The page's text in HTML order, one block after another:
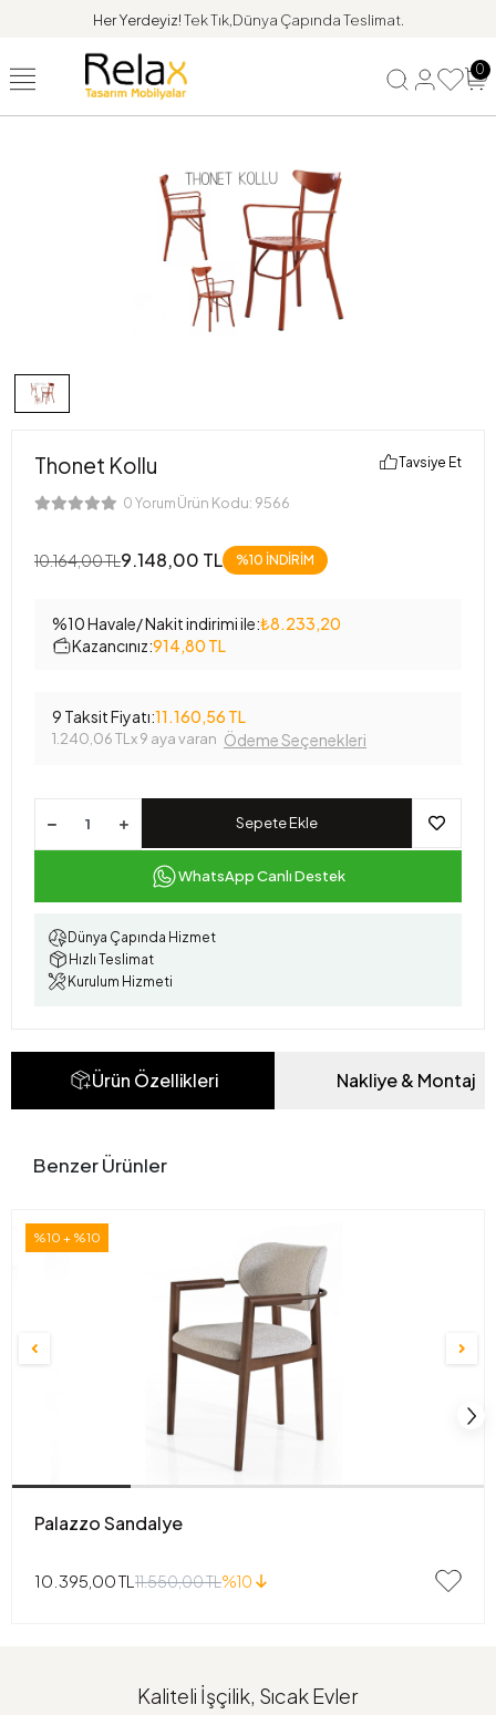
Her Yerdeyiz!Tek Tık,Dünya Çapında Teslimat.
0
Thonet Kollu
0 Yorum Ürün Kodu: 9566
Tavsiye Et
10.164,00 TL9.148,00 TL %10 İNDİRİM
%10 Havale/ Nakit indirimi ile:₺8.233,20
Kazancınız:914,80 TL
9 Taksit Fiyatı:11.160,56 TL
1.240,06 TL x 9 aya varan Ödeme Seçenekleri
Sepete Ekle
WhatsApp Canlı Destek
Dünya Çapında Hizmet
Hızlı Teslimat
Kurulum Hizmeti
Ürün Özellikleri Nakliye & Montaj
Benzer Ürünler
%10 + %10
Palazzo Sandalye
10.395,00 TL 11.550,00 TL%10
Kaliteli İşçilik, Sıcak Evler